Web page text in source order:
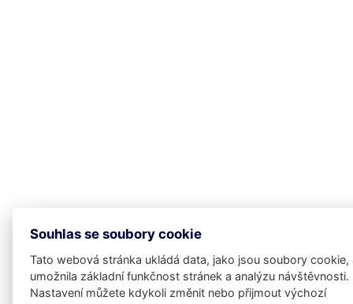
Souhlas se soubory cookie
Tato webová stránka ukládá data, jako jsou soubory cookie,
umožnila základní funkčnost stránek a analýzu návštěvnosti.
Nastavení můžete kdykoli změnit nebo přijmout výchozí